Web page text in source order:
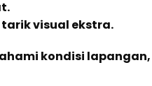
visual ekstra.
kondisi